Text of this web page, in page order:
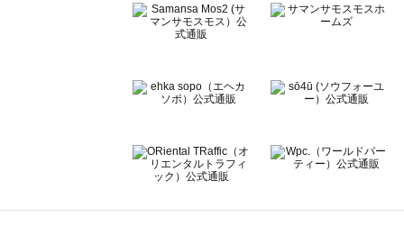
BETTY'S BLUE（べティーズブルー）のその他シューズ一
Wpc.（ワールドパーティー）のその他シューズ一覧